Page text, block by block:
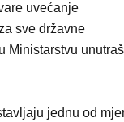
uvećanje
sve državne
jednu od